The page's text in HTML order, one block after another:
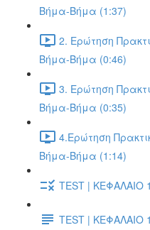
Βήμα-Βήμα (1:37)
2. Ερώτηση
Βήμα-Βήμα (0:46)
3. Ερώτηση
Βήμα-Βήμα (0:35)
4.Ερώτηση
Βήμα-Βήμα (1:14)
TEST | ΚΕΦΑΛΑΙΟ
TEST | ΚΕΦΑΛΑΙΟ